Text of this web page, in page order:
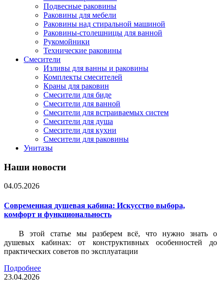
Подвесные раковины
Раковины для мебели
Раковины над стиральной машиной
Раковины-столешницы для ванной
Рукомойники
Технические раковины
Смесители
Изливы для ванны и раковины
Комплекты смесителей
Краны для раковин
Смесители для биде
Смесители для ванной
Смесители для встраиваемых систем
Смесители для душа
Смесители для кухни
Смесители для раковины
Унитазы
Наши новости
04.05.2026
Современная душевая кабина: Искусство выбора,
комфорт и функциональность
В этой статье мы разберем всё, что нужно знать о
душевых кабинах: от конструктивных особенностей до
практических советов по эксплуатации
Подробнее
23.04.2026